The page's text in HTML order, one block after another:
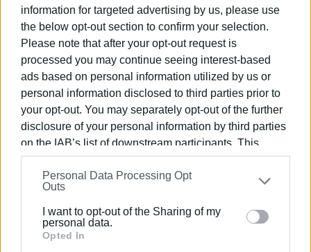
information for targeted advertising by us, please use
the below opt-out section to confirm your selection.
Please note that after your opt-out request is
processed you may continue seeing interest-based
ads based on personal information utilized by us or
personal information disclosed to third parties prior to
your opt-out. You may separately opt-out of the further
disclosure of your personal information by third parties
on the IAB’s list of downstream participants. This
information may also be disclosed by us to third parties
on theIAB’s List of Downstream Participants
that may
further disclose it to other third parties.
Please note that this website/app uses one or more
Google services and may gather and store information
Personal Data Processing Opt
Outs
I want to opt-out of the Sharing of my
personal data.
Opted In
ΕΛΕΝΗ ΚΟΡΩΝΑΚΗ
Εργάζεται στις Εκδόσεις Ενημέρωση από το
δημόσιες σχέσεις, το ελεύθερο και το
καλλιτεχνικό ρεπορτάζ.